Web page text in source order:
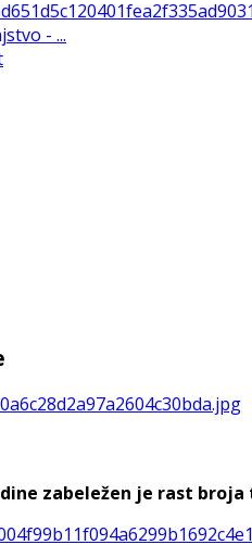
- ...
zabeležen je rast